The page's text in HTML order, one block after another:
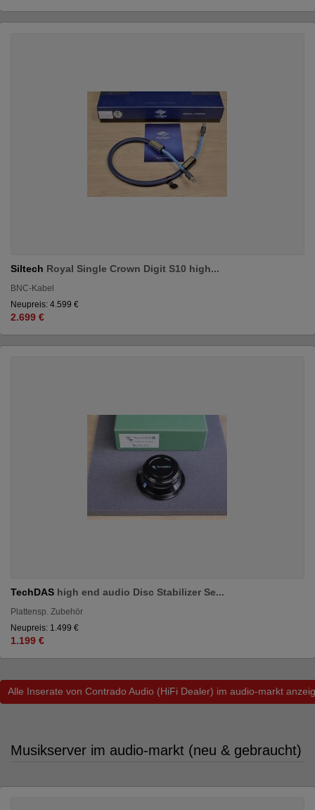
Siltech Royal Single Crown Digit S10 high...
BNC-Kabel
Neupreis: 4.599 €
2.699 €
TechDAS high end audio Disc Stabilizer Se...
Plattensp. Zubehör
Neupreis: 1.499 €
1.199 €
Alle Inserate von Contrado Audio (HiFi Dealer) im audio-markt
Musikserver im audio-markt (neu & gebraucht)